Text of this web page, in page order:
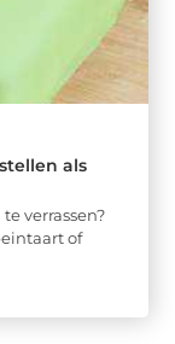
als
verrassen?
of